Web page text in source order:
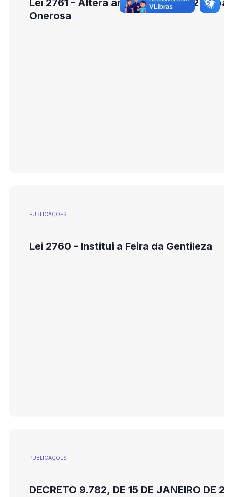
Lei 2761 - Altera artigo 6º Lei 2492 -
Onerosa
PUBLICAÇÕES
Lei 2760 - Institui a Feira da Gentileza
PUBLICAÇÕES
DECRETO 9.782, DE 15 DE JANEIRO DE